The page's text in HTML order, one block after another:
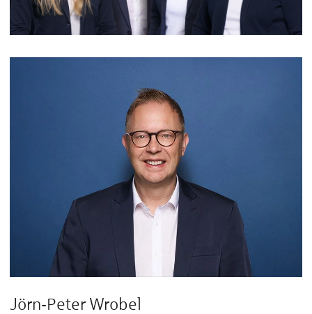
Jörn-Peter Wrobel